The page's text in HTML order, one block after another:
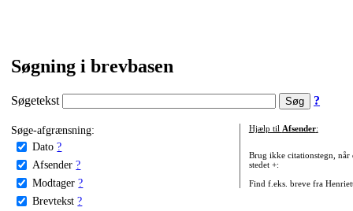
Søgning i brevbasen
Søgetekst ?
Søge-afgrænsning:
Dato ?
Afsender ?
Modtager ?
Brevtekst ?
Hjælp til Afsender:
Brug ikke citationstegn, når
stedet +:
Find f.eks. breve fra